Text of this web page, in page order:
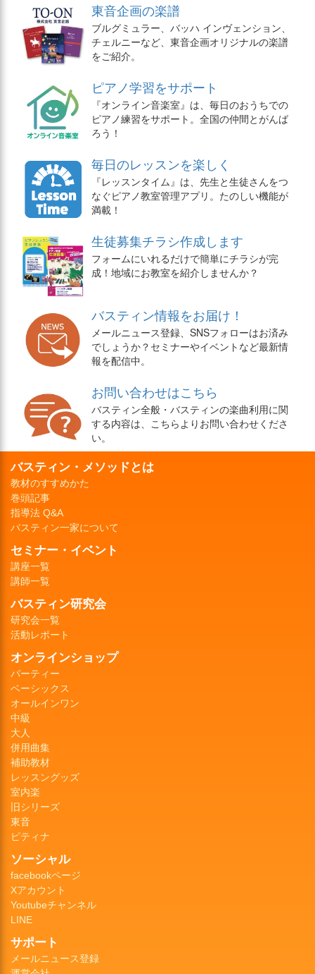
東音企画の楽譜
ブルグミュラー、バッハ インヴェンション、
チェルニーなど、東音企画オリジナルの楽譜
をご紹介。
ピアノ学習をサポート
『オンライン音楽室』は、毎日のおうちでの
ピアノ練習をサポート。全国の仲間とがんば
ろう！
毎日のレッスンを楽しく
『レッスンタイム』は、先生と生徒さんをつ
なぐピアノ教室管理アプリ。たのしい機能が
満載！
生徒募集チラシ作成します
フォームにいれるだけで簡単にチラシが完
成！地域にお教室を紹介しませんか？
バスティン情報をお届け！
メールニュース登録、SNSフォローはお済み
でしょうか？セミナーやイベントなど最新情
報を配信中。
お問い合わせはこちら
バスティン全般・バスティンの楽曲利用に関
する内容は、こちらよりお問い合わせくださ
い。
バスティン・メソッドとは
教材のすすめかた
巻頭記事
指導法 Q&A
バスティン一家について
セミナー・イベント
講座一覧
講師一覧
バスティン研究会
研究会一覧
活動レポート
オンラインショップ
パーティー
ベーシックス
オールインワン
中級
大人
併用曲集
補助教材
レッスングッズ
室内楽
旧シリーズ
東音
ピティナ
ソーシャル
facebookページ
Xアカウント
Youtubeチャンネル
LINE
サポート
メールニュース登録